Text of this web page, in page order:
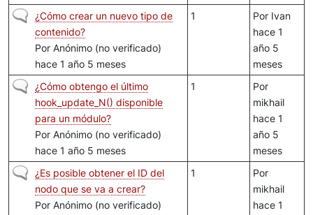
Discusión normal
¿Cómo crear un nuevo tipo de
contenido?
Por Anónimo (no verificado)
hace 1 año 5 meses
1 Por Ivan
hace 1
año 5
meses
Discusión normal
¿Cómo obtengo el último
hook_update_N() disponible
para un módulo?
Por Anónimo (no verificado)
hace 1 año 5 meses
1
Por
mikhail
hace 1
año 5
meses
Discusión normal
¿Es posible obtener el ID del
nodo que se va a crear?
Por Anónimo (no verificado)
1
Por
mikhail
hace 1